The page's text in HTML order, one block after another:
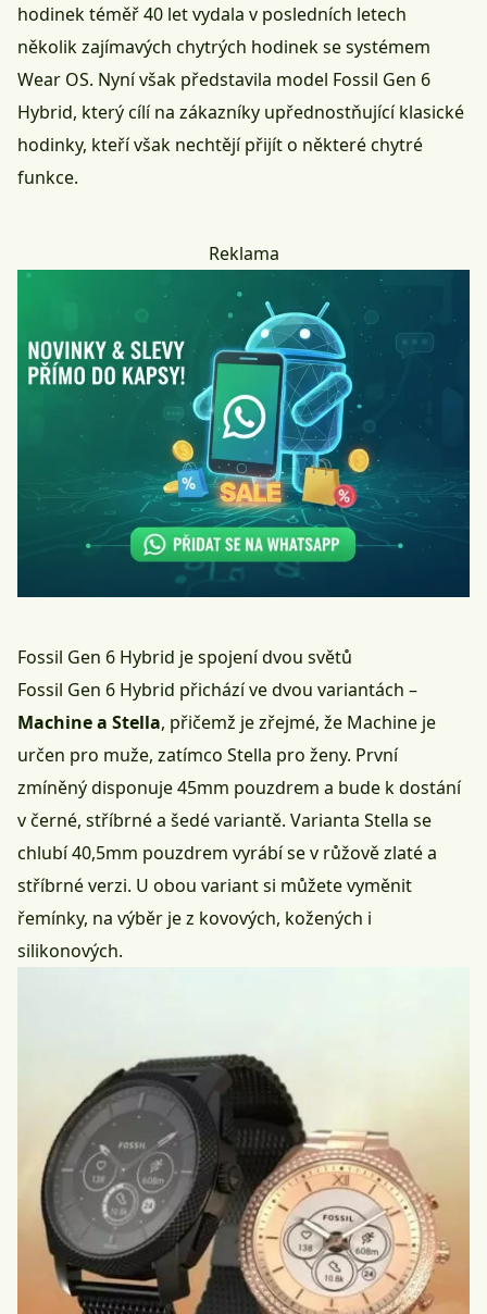
hodinek téměř 40 let vydala v posledních letech
několik zajímavých chytrých hodinek se systémem
Wear OS. Nyní však představila model Fossil Gen 6
Hybrid, který cílí na zákazníky upřednostňující klasické
hodinky, kteří však nechtějí přijít o některé chytré
funkce.
Reklama
Fossil Gen 6 Hybrid je spojení dvou světů
Fossil Gen 6 Hybrid přichází ve dvou variantách –
Machine a Stella, přičemž je zřejmé, že Machine je
určen pro muže, zatímco Stella pro ženy. První
zmíněný disponuje 45mm pouzdrem a bude k dostání
v černé, stříbrné a šedé variantě. Varianta Stella se
chlubí 40,5mm pouzdrem vyrábí se v růžově zlaté a
stříbrné verzi. U obou variant si můžete vyměnit
řemínky, na výběr je z kovových, kožených i
silikonových.